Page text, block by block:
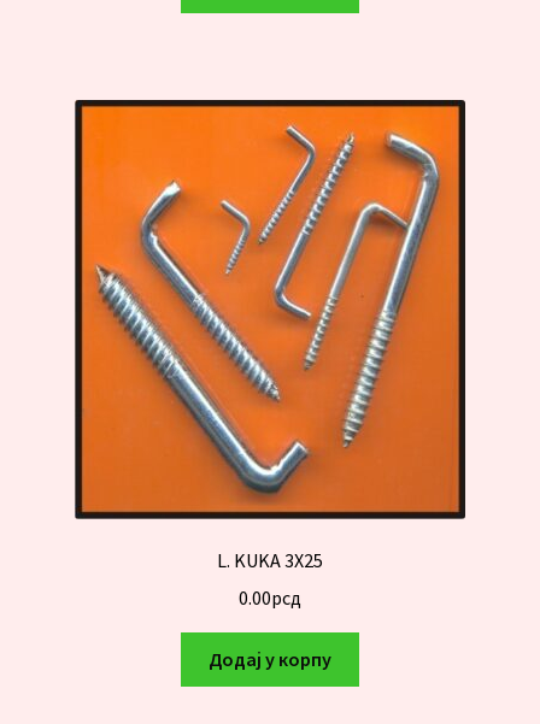
L. KUKA 3X25
0.00рсд
Додај у корпу